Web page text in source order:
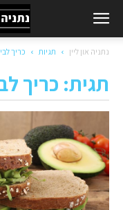
נתניה און ליין תגיות כריך
תגית: כריך